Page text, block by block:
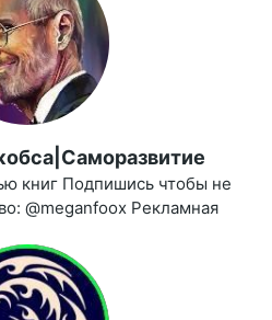
книг Подпишись чтобы не
@meganfoox Рекламная